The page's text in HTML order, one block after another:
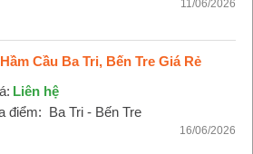
11/06/2026
Cầu Ba Tri, Bến Tre Giá Rẻ
Liên hệ
điểm: Ba Tri - Bến Tre
16/06/2026